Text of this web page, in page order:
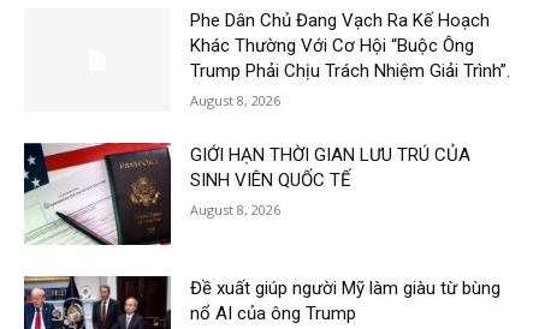
Phe Dân Chủ Đang Vạch Ra Kế Hoạch
Khác Thường Với Cơ Hội “Buộc Ông
Trump Phải Chịu Trách Nhiệm Giải Trình”.
August 8, 2026
GIỚI HẠN THỜI GIAN LƯU TRÚ CỦA
SINH VIÊN QUỐC TẾ
August 8, 2026
Đề xuất giúp người Mỹ làm giàu từ bùng
nổ AI của ông Trump